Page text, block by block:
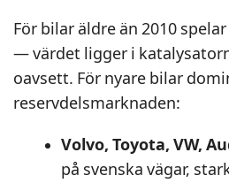
För bilar äldre än 2010
— värdet ligger i
oavsett. För nyare bilar
reservdelsmarknaden:
Volvo, Toyota, VW,
på svenska vägar,